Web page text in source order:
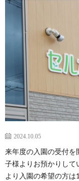
2024.10.05
来年度の入園の受付を
子様よりお預かりして
より入園の希望の方